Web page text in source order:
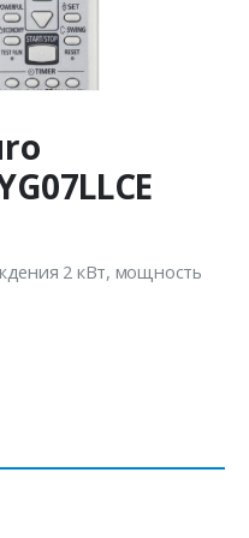
2 кВт, мощность